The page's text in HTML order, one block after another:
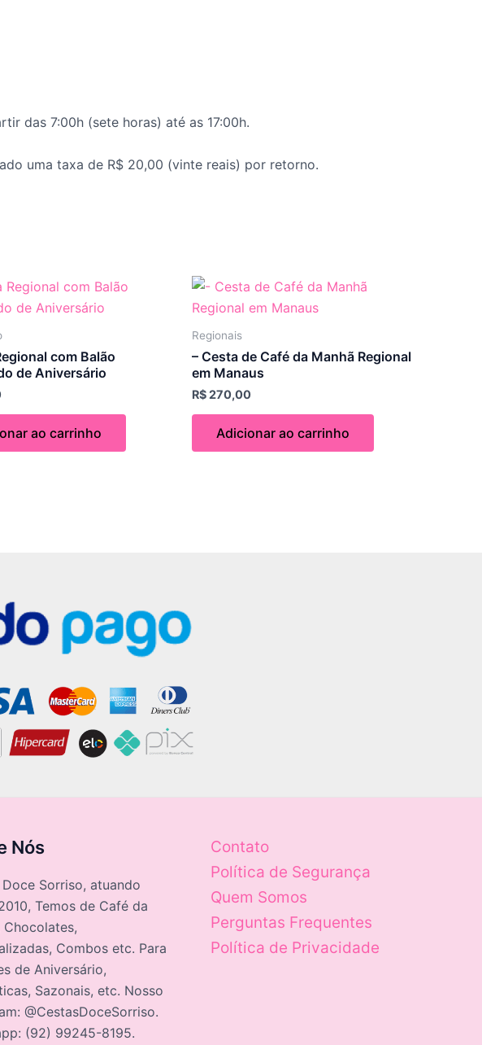
das 7:00h (sete horas) até as 17:00h.
uma taxa de R$ 20,00 (vinte reais) por retorno.
com Balão
de Aniversário
ao carrinho
Regionais
– Cesta de Café da Manhã Regional
em Manaus
R$270,00
Adicionar ao carrinho
Nós
Sorriso, atuando
Temos de Café da
Chocolates,
Combos etc. Para
de Aniversário,
Sazonais, etc. Nosso
@CestasDoceSorriso.
(92) 99245-8195.
Contato
Política de Segurança
Quem Somos
Perguntas Frequentes
Política de Privacidade